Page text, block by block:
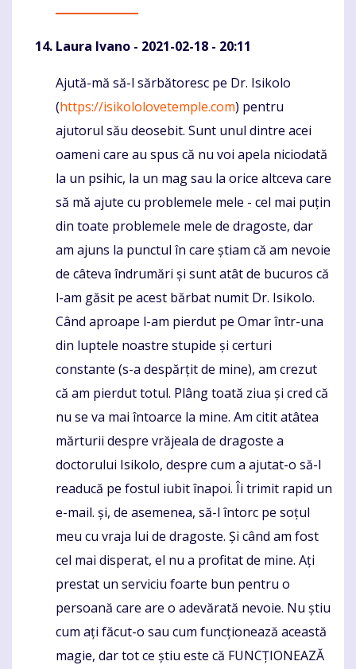
Laura Ivano - 2021-02-18 - 20:11
Komentaras
Ajută-mă să-l sărbătoresc pe Dr. Isikolo
(https://isikololovetemple.com) pentru
ajutorul său deosebit. Sunt unul dintre acei
oameni care au spus că nu voi apela niciodată
la un psihic, la un mag sau la orice altceva care
să mă ajute cu problemele mele - cel mai puțin
din toate problemele mele de dragoste, dar
am ajuns la punctul în care știam că am nevoie
de câteva îndrumări și sunt atât de bucuros că
l-am găsit pe acest bărbat numit Dr. Isikolo.
Când aproape l-am pierdut pe Omar într-una
din luptele noastre stupide și certuri
constante (s-a despărțit de mine), am crezut
că am pierdut totul. Plâng toată ziua și cred că
nu se va mai întoarce la mine. Am citit atâtea
mărturii despre vrăjeala de dragoste a
doctorului Isikolo, despre cum a ajutat-o ​​să-l
readucă pe fostul iubit înapoi. Îi trimit rapid un
e-mail. și, de asemenea, să-l întorc pe soțul
meu cu vraja lui de dragoste. Și când am fost
cel mai disperat, el nu a profitat de mine. Ați
prestat un serviciu foarte bun pentru o
persoană care are o adevărată nevoie. Nu știu
cum ați făcut-o sau cum funcționează această
magie, dar tot ce știu este că FUNCȚIONEAZĂ